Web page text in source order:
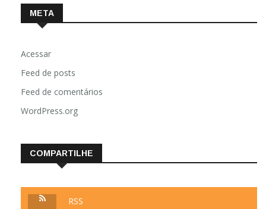
META
Acessar
Feed de posts
Feed de comentários
WordPress.org
COMPARTILHE
RSS